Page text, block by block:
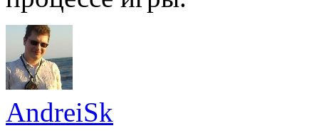
AndreiSk